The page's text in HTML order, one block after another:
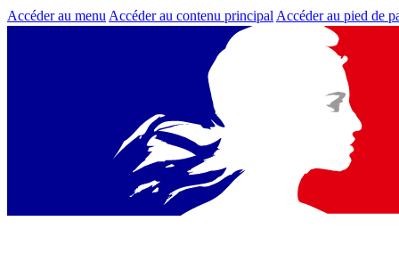
Accéder au menu Accéder au contenu principal Accéder au pied de